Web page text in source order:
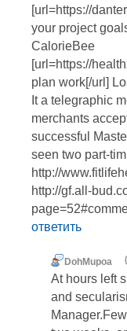
[url=https://
your project
CalorieBee
[url=https://
plan work[/url]
It a telegraphic
merchants
successful
seen two part-
http://
http://gf.all-
ответить
DohMupoa
At hours left
and